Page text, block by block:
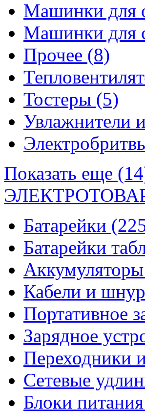
Машинки для
Машинки для
Прочее (8)
Тостеры (5)
Увлажнители
Показать еще
Батарейки
Батарейки
Аккумуляторы
Кабели и
Портативное
Зарядное
Переходники
Сетевые
Блоки питания